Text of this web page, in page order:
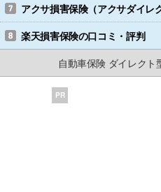
アクサ損害保険（アクサダイレ
楽天損害保険の口コミ・評判
自動車保険 ダイレク
PR